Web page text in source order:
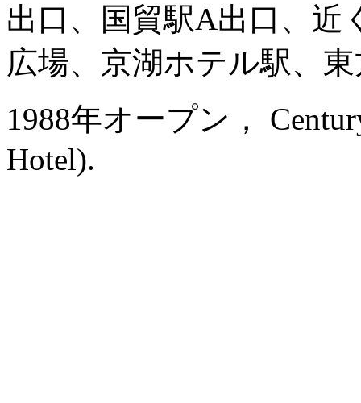
出口、国貿駅A出口、近
広場、京湖ホテル駅、
1988年オープン，
Hotel).